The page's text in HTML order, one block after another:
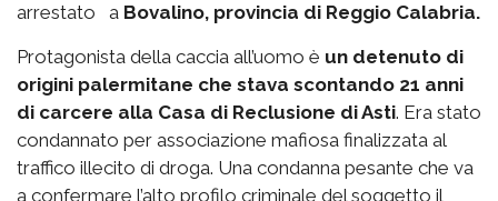
arrestato a Bovalino, provincia di Reggio Calabria.
Protagonista della caccia all’uomo è un detenuto di
origini palermitane che stava scontando 21 anni
di carcere alla Casa di Reclusione di Asti. Era stato
condannato per associazione mafiosa finalizzata al
traffico illecito di droga. Una condanna pesante che va
a confermare l’alto profilo criminale del soggetto il